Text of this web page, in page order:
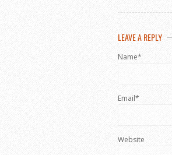
LEAVE A REPLY
Name*
Email*
Website